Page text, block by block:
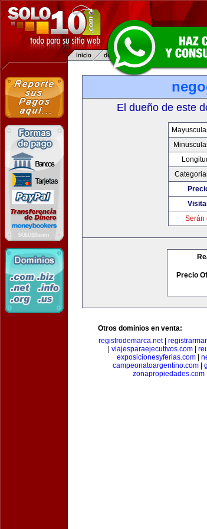
El dueño de este
Serán
Precio
Otros dominios en venta:
registrodemarca.net|
viajesparaejecutivos.com|
exposicionesyferias.com
campeonatoargentino.com|
zonapropiedades.com|